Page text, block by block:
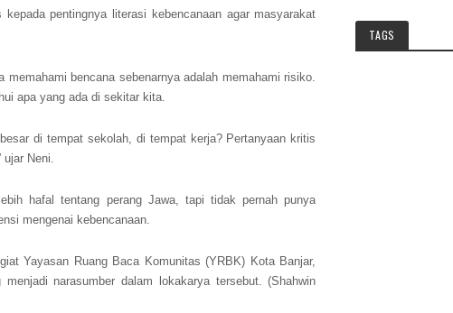
pentingnya literasi kebencanaan agar masyarakat
bencana sebenarnya adalah memahami risiko.
apa yang ada di sekitar kita.
di tempat sekolah, di tempat kerja? Pertanyaan kritis
ujar Neni.
hafal tentang perang Jawa, tapi tidak pernah punya
mengenai kebencanaan.
Yayasan Ruang Baca Komunitas (YRBK) Kota Banjar,
narasumber dalam lokakarya tersebut. (Shahwin
TAGS